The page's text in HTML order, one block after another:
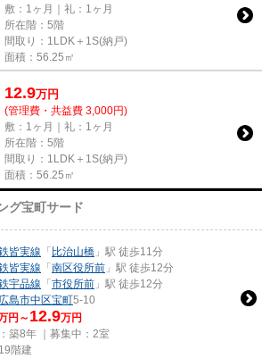
敷：1ヶ月｜礼：1ヶ月
所在階：5階
間取り：1LDK＋1S(納戸)
面積：56.25㎡
12.9万円
(管理費・共益費 3,000円)
敷：1ヶ月｜礼：1ヶ月
所在階：5階
間取り：1LDK＋1S(納戸)
面積：56.25㎡
グ宝町サード
皆実線 「 比治山橋 」駅 徒歩11分
皆実線 「 南区役所前 」駅 徒歩12分
宇品線 「 市役所前 」駅 徒歩12分
広島市中区宝町5-10
円～ 12.9万円
築8年 ｜募集中： 2室
階建